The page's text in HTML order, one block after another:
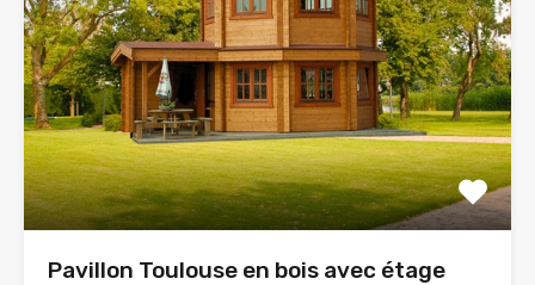
Pavillon Toulouse en bois avec étage